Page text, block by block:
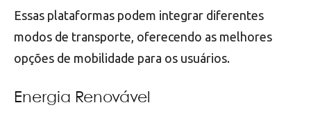
Essas plataformas podem integrar diferentes
modos de transporte, oferecendo as melhores
opções de mobilidade para os usuários.
Energia Renovável